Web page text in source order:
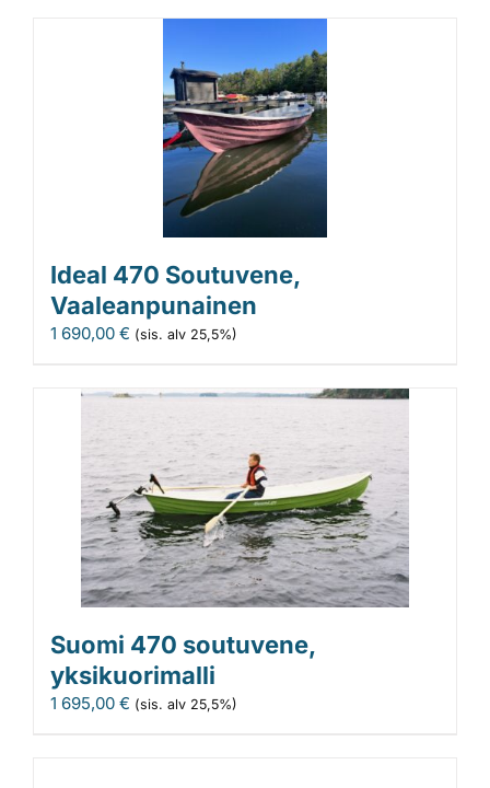
Ideal 470 Soutuvene,
Vaaleanpunainen
1 690,00 € (sis. alv 25,5%)
Suomi 470 soutuvene,
yksikuorimalli
1 695,00 € (sis. alv 25,5%)